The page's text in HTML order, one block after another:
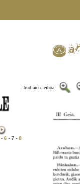
Irudiaren leihoa:
- 6 - 7 - 8